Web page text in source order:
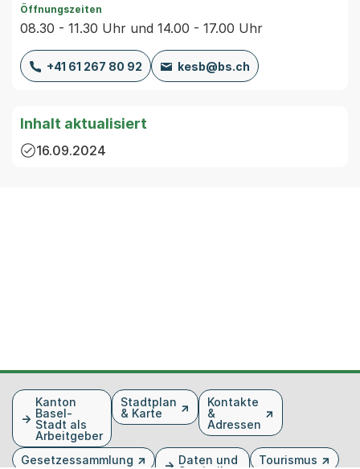
Öffnungszeiten
08.30 - 11.30 Uhr und 14.00 - 17.00 Uhr
+41 61 267 80 92 kesb@bs.ch
Inhalt aktualisiert
16.09.2024
FusszeileKanton
Basel-
Stadt als
Arbeitgeber
Stadtplan
& Karte
Kontakte
&
Adressen
Gesetzessammlung
Daten und
Tourismus